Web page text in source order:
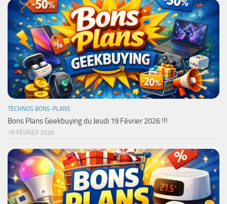
TECHNOS BONS-PLANS
Bons Plans Geekbuying du Jeudi 19 Février 2026 !!!
19 FÉVRIER 2026